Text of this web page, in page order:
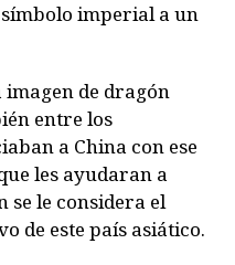
símbolo imperial a un
imagen de dragón
entre los
a China con ese
les ayudaran a
se le considera el
de este país asiático.